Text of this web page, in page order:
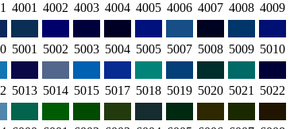
4001 4002 4003 4004 4005 4006 4007 4008 4009
5001 5002 5003 5004 5005 5007 5008 5009 5010
5013 5014 5015 5017 5018 5019 5020 5021 5022